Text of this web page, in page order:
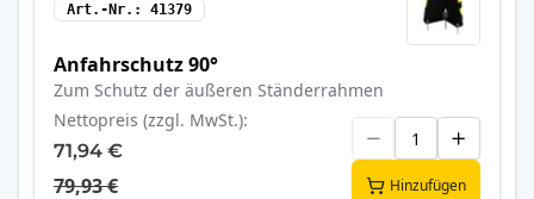
Art.-Nr. 41379
Anfahrschutz 90°
Zum Schutz der äußeren Ständerrahmen
Nettopreis (zzgl. MwSt.)
71,94 €
79,93 € Hinzufügen